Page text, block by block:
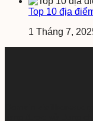
Top 10 địa
1 Tháng 7,